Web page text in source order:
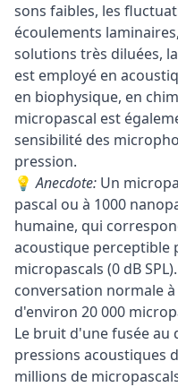
sons faibles, les
écoulements
solutions très diluées,
est employé en
en biophysique, en
micropascal est
sensibilité des
pression.
💡Anecdote: Un
pascal ou à 1000
humaine, qui
acoustique perceptible
micropascals (0 dB
conversation normale
d'environ 20 000
Le bruit d'une fusée au
pressions acoustiques
millions de